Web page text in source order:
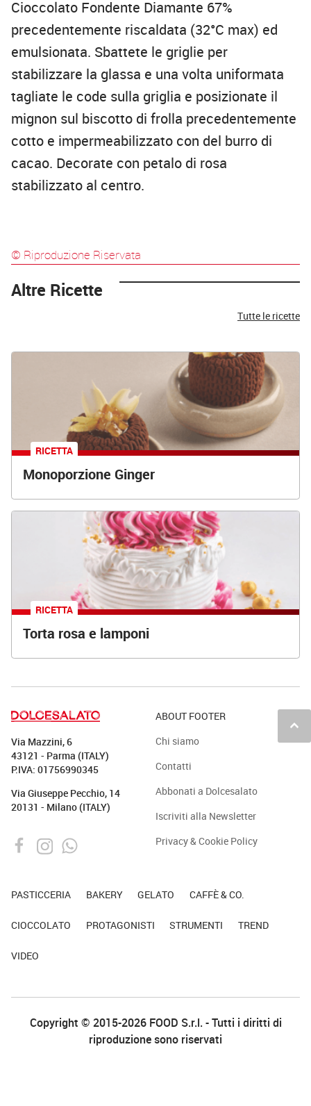
Cioccolato Fondente Diamante 67%
precedentemente riscaldata (32°C max) ed
emulsionata. Sbattete le griglie per
stabilizzare la glassa e una volta uniformata
tagliate le code sulla griglia e posizionate il
mignon sul biscotto di frolla precedentemente
cotto e impermeabilizzato con del burro di
cacao. Decorate con petalo di rosa
stabilizzato al centro.
© Riproduzione Riservata
Altre Ricette
Tutte le ricette
RICETTA
Monoporzione Ginger
RICETTA
Torta rosa e lamponi
keyboard_arrow_up
Via Mazzini, 6
43121 - Parma (ITALY)
P.IVA: 01756990345
Via Giuseppe Pecchio, 14
20131 - Milano (ITALY)
ABOUT FOOTER
Chi siamo
Contatti
Abbonati a Dolcesalato
Iscriviti alla Newsletter
Privacy & Cookie Policy
PASTICCERIA BAKERY GELATO CAFFÈ & CO.
CIOCCOLATO PROTAGONISTI STRUMENTI TREND
VIDEO
Copyright © 2015-2026 FOOD S.r.l. - Tutti i diritti di
riproduzione sono riservati